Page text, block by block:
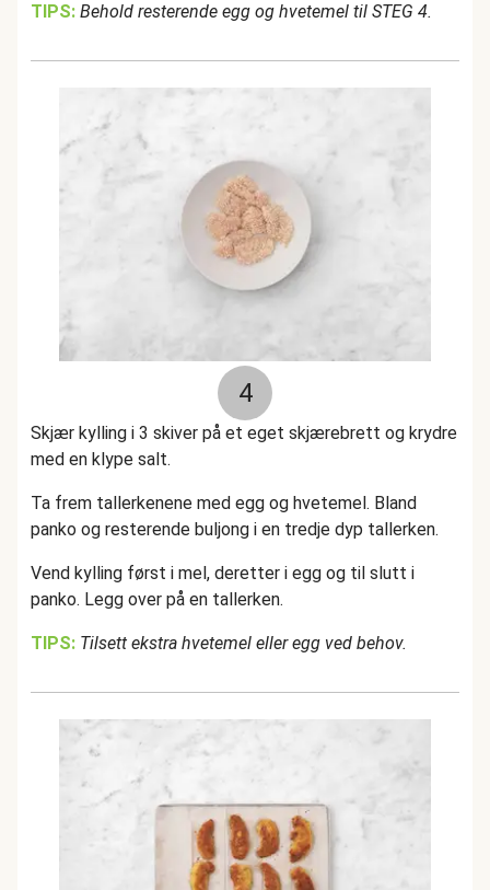
TIPS: Behold resterende egg og hvetemel til STEG 4.
4
Skjær kylling i 3 skiver på et eget skjærebrett og krydre
med en klype salt.
Ta frem tallerkenene med egg og hvetemel. Bland
panko og resterende buljong i en tredje dyp tallerken.
Vend kylling først i mel, deretter i egg og til slutt i
panko. Legg over på en tallerken.
TIPS: Tilsett ekstra hvetemel eller egg ved behov.